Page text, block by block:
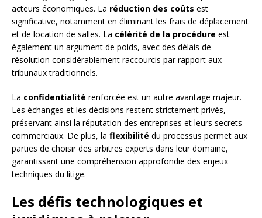
acteurs économiques. La réduction des coûts est
significative, notamment en éliminant les frais de déplacement
et de location de salles. La célérité de la procédure est
également un argument de poids, avec des délais de
résolution considérablement raccourcis par rapport aux
tribunaux traditionnels.
La confidentialité renforcée est un autre avantage majeur.
Les échanges et les décisions restent strictement privés,
préservant ainsi la réputation des entreprises et leurs secrets
commerciaux. De plus, la flexibilité du processus permet aux
parties de choisir des arbitres experts dans leur domaine,
garantissant une compréhension approfondie des enjeux
techniques du litige.
Les défis technologiques et